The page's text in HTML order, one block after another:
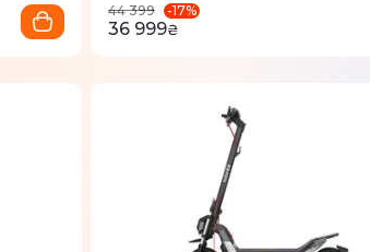
44 399
-17%
36 999₴